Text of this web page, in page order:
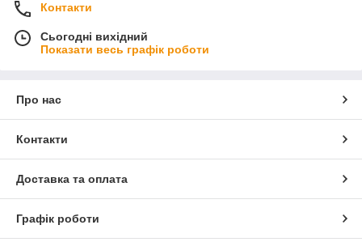
Контакти
Сьогодні вихідний
Показати весь графік роботи
Про нас
Контакти
Доставка та оплата
Графік роботи